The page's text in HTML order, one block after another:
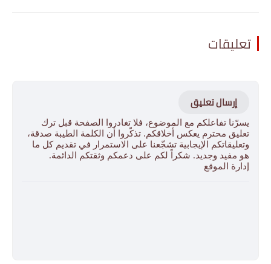
تعليقات
إرسال تعليق
يسرّنا تفاعلكم مع الموضوع، فلا تغادروا الصفحة قبل ترك
تعليق محترم يعكس أخلاقكم. تذكّروا أن الكلمة الطيبة صدقة،
وتعليقاتكم الإيجابية تشجّعنا على الاستمرار في تقديم كل ما
هو مفيد وجديد. شكراً لكم على دعمكم وثقتكم الدائمة.
إدارة الموقع